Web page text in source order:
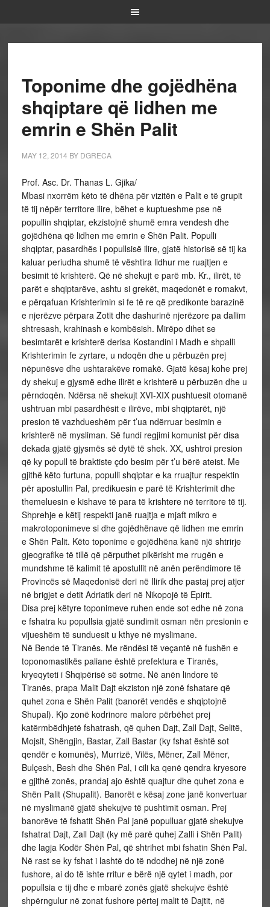
Toponime dhe gojëdhëna
shqiptare që lidhen me
emrin e Shën Palit
MAY 12, 2014 BY DGRECA
Prof. Asc. Dr. Thanas L. Gjika/
Mbasi nxorrëm këto të dhëna për vizitën e Palit e të grupit
të tij nëpër territore ilire, bëhet e kuptueshme pse në
popullin shqiptar, ekzistojnë shumë emra vendesh dhe
gojëdhëna që lidhen me emrin e Shën Palit. Populli
shqiptar, pasardhës i popullsisë ilire, gjatë historisë së tij ka
kaluar periudha shumë të vështira lidhur me ruajtjen e
besimit të krishterë. Që në shekujt e parë mb. Kr., ilirët, të
parët e shqiptarëve, ashtu si grekët, maqedonët e romakvt,
e përqafuan Krishterimin si fe të re që predikonte barazinë
e njerëzve përpara Zotit dhe dashurinë njerëzore pa dallim
shtresash, krahinash e kombësish. Mirëpo dihet se
besimtarët e krishterë derisa Kostandini i Madh e shpalli
Krishterimin fe zyrtare, u ndoqën dhe u përbuzën prej
nëpunësve dhe ushtarakëve romakë. Gjatë kësaj kohe prej
dy shekuj e gjysmë edhe ilirët e krishterë u përbuzën dhe u
përndoqën. Ndërsa në shekujt XVI-XIX pushtuesit otomanë
ushtruan mbi pasardhësit e ilirëve, mbi shqiptarët, një
presion të vazhdueshëm për t’ua ndërruar besimin e
krishterë në mysliman. Së fundi regjimi komunist për disa
dekada gjatë gjysmës së dytë të shek. XX, ushtroi presion
që ky popull të braktiste çdo besim për t’u bërë ateist. Me
gjithë këto furtuna, populli shqiptar e ka rruajtur respektin
për apostullin Pal, predikuesin e parë të Krishterimit dhe
themeluesin e kishave të para të krishtere në territore të tij.
Shprehje e këtij respekti janë ruajtja e mjaft mikro e
makrotoponimeve si dhe gojëdhënave që lidhen me emrin
e Shën Palit. Këto toponime e gojëdhëna kanë një shtrirje
gjeografike të tillë që përputhet pikërisht me rrugën e
mundshme të kalimit të apostullit në anën perëndimore të
Provincës së Maqedonisë deri në Ilirik dhe pastaj prej atjer
në brigjet e detit Adriatik deri në Nikopojë të Epirit.
Disa prej këtyre toponimeve ruhen ende sot edhe në zona
e fshatra ku popullsia gjatë sundimit osman nën presionin e
vijueshëm të sunduesit u kthye në myslimane.
Në Bende të Tiranës. Me rëndësi të veçantë në fushën e
toponomastikës paliane është prefektura e Tiranës,
kryeqyteti i Shqipërisë së sotme. Në anën lindore të
Tiranës, prapa Malit Dajt ekziston një zonë fshatare që
quhet zona e Shën Palit (banorët vendës e shqiptojnë
Shupal). Kjo zonë kodrinore malore përbëhet prej
katërmbëdhjetë fshatrash, që quhen Dajt, Zall Dajt, Selitë,
Mojsit, Shëngjin, Bastar, Zall Bastar (ky fshat është sot
qendër e komunës), Murrizë, Vilës, Mëner, Zall Mëner,
Bulçesh, Besh dhe Shën Pal, i cili ka qenë qendra kryesore
e gjithë zonës, prandaj ajo është quajtur dhe quhet zona e
Shën Palit (Shupalit). Banorët e kësaj zone janë konvertuar
në myslimanë gjatë shekujve të pushtimit osman. Prej
banorëve të fshatit Shën Pal janë populluar gjatë shekujve
fshatrat Dajt, Zall Dajt (ky më parë quhej Zalli i Shën Palit)
dhe lagja Kodër Shën Pal, që shtrihet mbi fshatin Shën Pal.
Në rast se ky fshat i lashtë do të ndodhej në një zonë
fushore, ai do të ishte rritur e bërë një qytet i madh, por
popullsia e tij dhe e mbarë zonës gjatë shekujve është
shpërngulur në zonat fushore përtej malit të Dajtit, në